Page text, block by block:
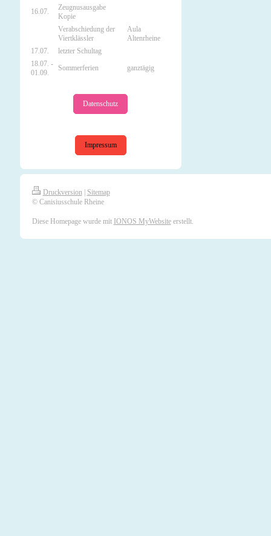
16.07.
Zeugnusausgabe
Kopie
Verabschiedung der
Viertklässler
Aula
Altenrheine
17.07.
letzter Schultag
18.07. -
01.09.
Sommerferien ganztägig
Datenschutz
Impressum
Druckversion
Sitemap
© Canisiusschule Rheine
Diese Homepage wurde mit IONOS MyWebsiteerstellt.